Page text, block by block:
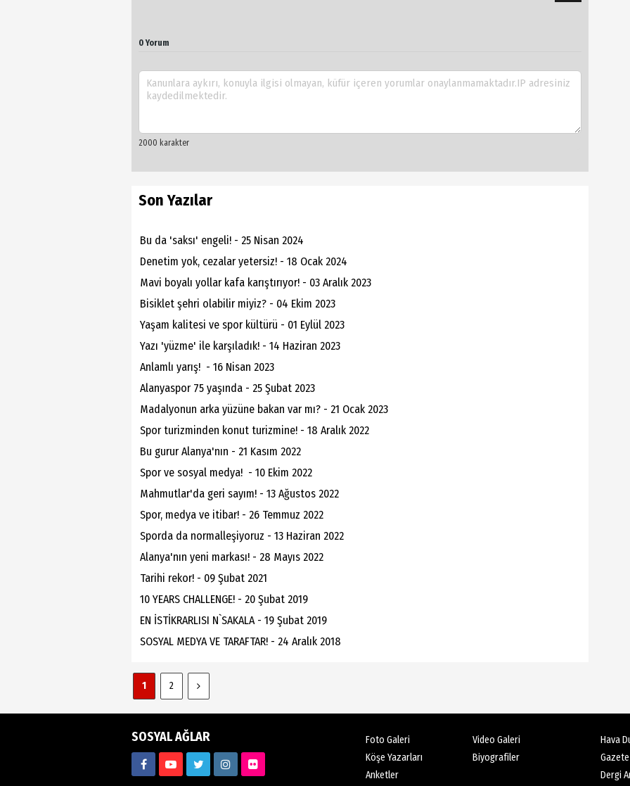
0 Yorum
Son Yazılar
Bu da 'saksı' engeli! - 25 Nisan 2024
Denetim yok, cezalar yetersiz! - 18 Ocak 2024
Mavi boyalı yollar kafa karıştırıyor! - 03 Aralık 2023
Bisiklet şehri olabilir miyiz? - 04 Ekim 2023
Yaşam kalitesi ve spor kültürü - 01 Eylül 2023
Yazı 'yüzme' ile karşıladık! - 14 Haziran 2023
Anlamlı yarış! - 16 Nisan 2023
Alanyaspor 75 yaşında - 25 Şubat 2023
Madalyonun arka yüzüne bakan var mı? - 21 Ocak 2023
Spor turizminden konut turizmine! - 18 Aralık 2022
Bu gurur Alanya'nın - 21 Kasım 2022
Spor ve sosyal medya! - 10 Ekim 2022
Mahmutlar'da geri sayım! - 13 Ağustos 2022
Spor, medya ve itibar! - 26 Temmuz 2022
Sporda da normalleşiyoruz - 13 Haziran 2022
Alanya'nın yeni markası! - 28 Mayıs 2022
Tarihi rekor! - 09 Şubat 2021
10 YEARS CHALLENGE! - 20 Şubat 2019
EN İSTİKRARLISI N`SAKALA - 19 Şubat 2019
SOSYAL MEDYA VE TARAFTAR! - 24 Aralık 2018
1 2
SOSYAL AĞLAR Foto Galeri
Video Galeri
Köşe Yazarları
Biyografiler
Anketler
Hava
Dergi